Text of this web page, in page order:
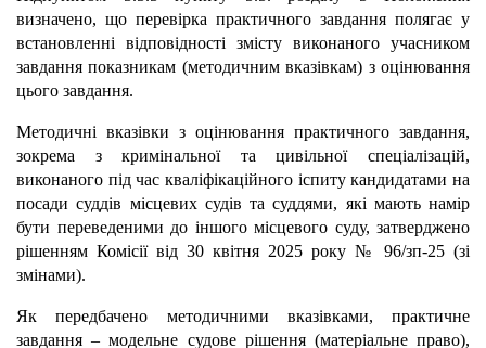
визначено, що перевірка практичного завдання полягає у
встановленні відповідності змісту виконаного учасником
завдання показникам (методичним вказівкам) з оцінювання
цього завдання.
Методичні вказівки з оцінювання практичного завдання,
зокрема з кримінальної та цивільної спеціалізацій,
виконаного під час кваліфікаційного іспиту кандидатами на
посади суддів місцевих судів та суддями, які мають намір
бути переведеними до іншого місцевого суду, затверджено
рішенням Комісії від 30 квітня 2025 року № 96/зп-25 (зі
змінами).
Як передбачено методичними вказівками, практичне
завдання – модельне судове рішення (матеріальне право),